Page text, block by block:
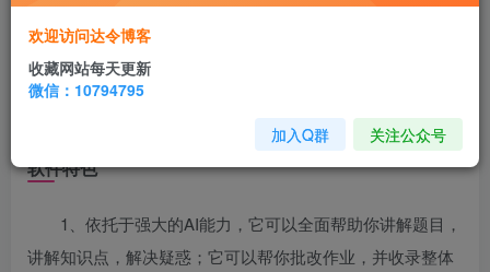
助，包括ai答疑，错题智能分析，知识搜索，以及写作辅助
软件特色
1、依托于强大的AI能力，它可以全面帮助你讲解题目，
讲解知识点，解决疑惑；它可以帮你批改作业，并收录整体
欢迎访问达令博客
收藏网站每天更新
微信：10794795
加入Q群 关注公众号